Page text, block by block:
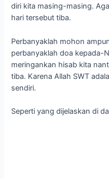
diri kita masing-masing.
hari tersebut tiba.
Perbanyaklah mohon
perbanyaklah doa kepada-
meringankan hisab kita
tiba. Karena Allah SWT
sendiri.
Seperti yang dijelaskan di